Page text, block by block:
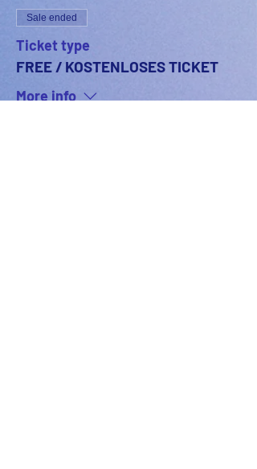
Sale ended
Ticket type
FREE / KOSTENLOSES TICKET
More info